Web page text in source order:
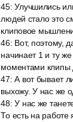
45:Улучшились
людей стало это
клиповое
46: Вот, поэтому,
начинает 1 и ту
моментами клипы
47:А вот бывает
выхожу. У нас же
48:У нас же
То есть на